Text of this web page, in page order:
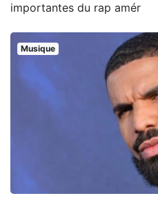
importantes du rap amér
Musique